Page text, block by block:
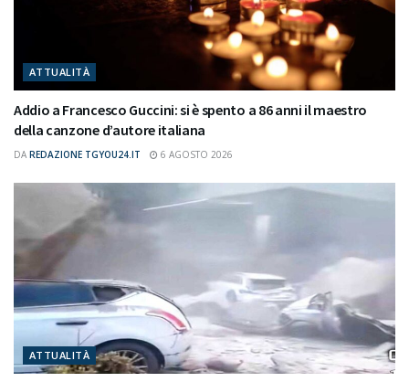
ATTUALITÀ
Addio a Francesco Guccini: si è spento a 86 anni il maestro
della canzone d’autore italiana
DA REDAZIONE TGYOU24.IT 6 AGOSTO 2026
ATTUALITÀ